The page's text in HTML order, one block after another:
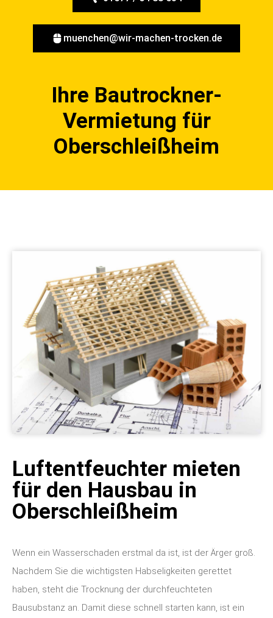
muenchen@wir-machen-trocken.de
Ihre Bautrockner-
Vermietung für
Oberschleißheim
Luftentfeuchter mieten
für den Hausbau in
Oberschleißheim
Wenn ein Wasserschaden erstmal da ist, ist der Ärger groß.
Nachdem Sie die wichtigsten Habseligkeiten gerettet
haben, steht die Trocknung der durchfeuchteten
Bausubstanz an. Damit diese schnell starten kann, ist ein